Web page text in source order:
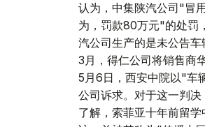
认为，中集陕汽公司"冒
为，罚款80万元"的处罚
汽公司生产的是未公告
3月，得仁公司将销售商
5月6日，西安中院以"车
公司诉求。对于这一判
了解，索菲亚十年前留